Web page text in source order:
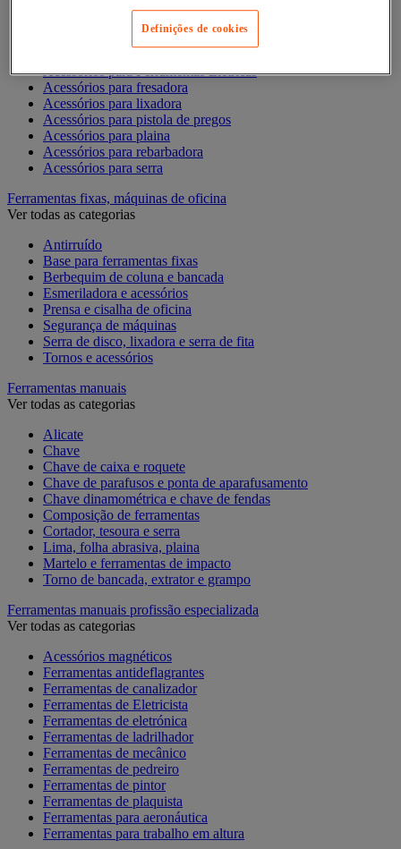
Acesórios para berbequim
Acessórios para berbequim
Acessórios para cortador-lixador
Acessórios para Ferramentas Elétricas
Acessórios para fresadora
Acessórios para lixadora
Acessórios para pistola de pregos
Acessórios para plaina
Acessórios para rebarbadora
Acessórios para serra
Ferramentas fixas, máquinas de oficina
Ver todas as categorias
Antirruído
Base para ferramentas fixas
Berbequim de coluna e bancada
Esmeriladora e acessórios
Prensa e cisalha de oficina
Segurança de máquinas
Serra de disco, lixadora e serra de fita
Tornos e acessórios
Ferramentas manuais
Ver todas as categorias
Alicate
Chave
Chave de caixa e roquete
Chave de parafusos e ponta de aparafusamento
Chave dinamométrica e chave de fendas
Composição de ferramentas
Cortador, tesoura e serra
Lima, folha abrasiva, plaina
Martelo e ferramentas de impacto
Torno de bancada, extrator e grampo
Ferramentas manuais profissão especializada
Ver todas as categorias
Acessórios magnéticos
Ferramentas antideflagrantes
Ferramentas de canalizador
Ferramentas de Eletricista
Ferramentas de eletrónica
Ferramentas de ladrilhador
Ferramentas de mecânico
Ferramentas de pedreiro
Ferramentas de pintor
Ferramentas de plaquista
Ferramentas para aeronáutica
Ferramentas para trabalho em altura
Definições de cookies